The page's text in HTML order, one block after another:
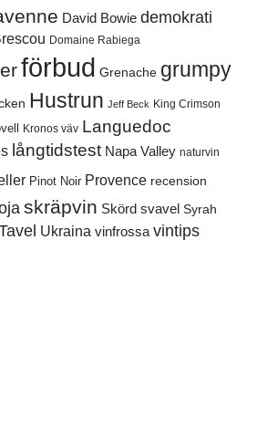
David Bowie demokrati
Domaine Rabiega
förbud Grenache grumpy
Hustrun Jeff Beck King Crimson
Kronos väv Languedoc
långtidstest Napa Valley naturvin
Pinot Noir Provence recension
skräpvin Skörd svavel Syrah
Ukraina vinfrossa vintips